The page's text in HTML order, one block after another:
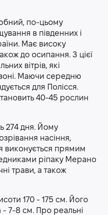
по-цьому
в південних і
Має високу
до осипання. З цієї
вітрів, які
зоні. Маючи середню
для Полісся.
40-45 рослин
274 дня. Йому
насіння,
виконується прямим
ріпаку Мерано
трави, а також
170 - 175 см. Його
7-8 см. Про реальні